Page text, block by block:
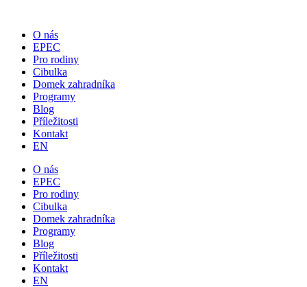
obsahuO nás
EPEC
Pro rodiny
Cibulka
Domek zahradníka
Programy
Blog
Příležitosti
Kontakt
EN
O nás
EPEC
Pro rodiny
Cibulka
Domek zahradníka
Programy
Blog
Příležitosti
Kontakt
EN